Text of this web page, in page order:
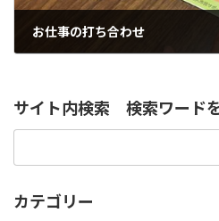
お仕事の打ち合わせ
サイト内検索 検索ワード
索:
カテゴリー